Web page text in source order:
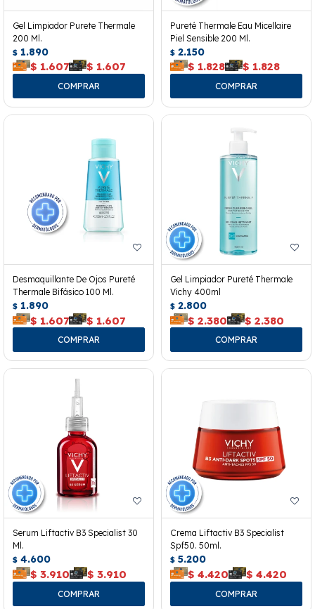
Gel Limpiador Purete Thermale
200 Ml.
$ 1.890
$ 1.607 $ 1.607
Pureté Thermale Eau Micellaire
Piel Sensible 200 Ml.
$ 2.150
$ 1.828 $ 1.828
Desmaquillante De Ojos Pureté
Thermale Bifásico 100 Ml.
$ 1.890
$ 1.607 $ 1.607
Gel Limpiador Pureté Thermale
Vichy 400ml
$ 2.800
$ 2.380 $ 2.380
Serum Liftactiv B3 Specialist 30
Ml.
$ 4.600
$ 3.910 $ 3.910
Crema Liftactiv B3 Specialist
Spf50. 50ml.
$ 5.200
$ 4.420 $ 4.420